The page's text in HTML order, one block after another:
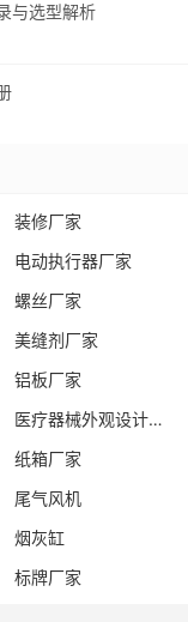
与选型解析
装修厂家
电动执行器厂家
螺丝厂家
美缝剂厂家
铝板厂家
医疗器械外观设计服务商
纸箱厂家
尾气风机
烟灰缸
标牌厂家